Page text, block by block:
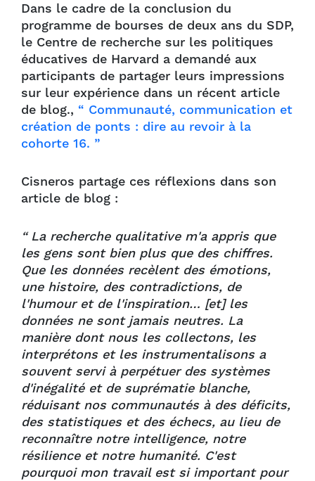
Dans le cadre de la conclusion du
programme de bourses de deux ans du SDP,
le Centre de recherche sur les politiques
éducatives de Harvard a demandé aux
participants de partager leurs impressions
sur leur expérience dans un récent article
de blog., “ Communauté, communication et
création de ponts : dire au revoir à la
cohorte 16. ”
Cisneros partage ces réflexions dans son
article de blog :
“ La recherche qualitative m'a appris que
les gens sont bien plus que des chiffres.
Que les données recèlent des émotions,
une histoire, des contradictions, de
l'humour et de l'inspiration… [et] les
données ne sont jamais neutres. La
manière dont nous les collectons, les
interprétons et les instrumentalisons a
souvent servi à perpétuer des systèmes
d'inégalité et de suprématie blanche,
réduisant nos communautés à des déficits,
des statistiques et des échecs, au lieu de
reconnaître notre intelligence, notre
résilience et notre humanité. C'est
pourquoi mon travail est si important pour